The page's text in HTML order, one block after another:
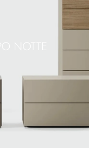
NOTTE